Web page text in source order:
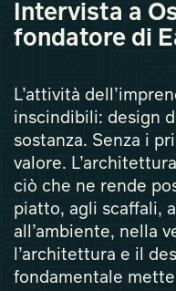
Intervista a
fondatore di
L’attività
inscindibili: design
sostanza. Senza i
valore.
ciò che ne rende
piatto, agli scaffali,
all’ambiente, nella
l’architettura e il
fondamentale